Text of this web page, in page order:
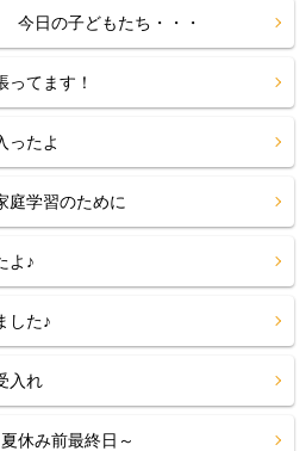
日の子どもたち・・・
てます！
ったよ
庭学習のために
よ♪
した♪
入れ
み前最終日～